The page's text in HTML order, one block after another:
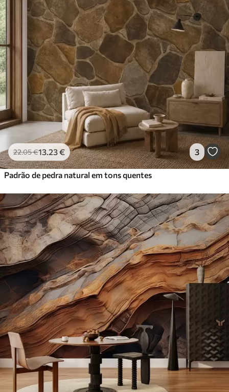
22.05€13 .23€ 3
Padrão de pedra natural em tons quentes